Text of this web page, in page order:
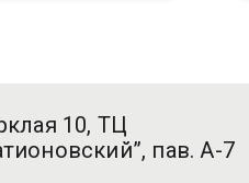
10, ТЦ
пав. А-7